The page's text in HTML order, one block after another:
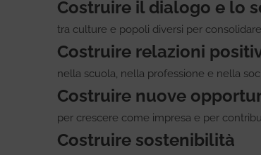
Costruire il dialogo e lo
tra culture e popoli diversi per
Costruire relazioni
nella scuola, nella professione e nella
Costruire nuove
per crescere come impresa e per
Costruire sostenibilità